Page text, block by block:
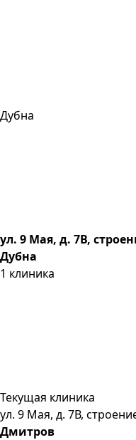
Дубна
ул. 9 Мая, д. 7В,
Дубна
1 клиника
Текущая клиника
ул. 9 Мая, д. 7В,
Дмитров